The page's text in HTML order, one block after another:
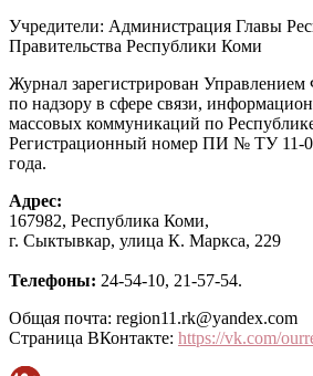
Учредители: Администрация Главы
Правительства Республики Коми
Журнал зарегистрирован
по надзору в сфере связи,
массовых коммуникаций по
Регистрационный номер ПИ № ТУ 11-
года.
Адрес:
167982, Республика Коми,
г. Сыктывкар, улица К. Маркса, 229
Телефоны: 24-54-10, 21-57-54.
Общая почта: region11.rk@yandex.com
Страница ВКонтакте: https://vk.com/